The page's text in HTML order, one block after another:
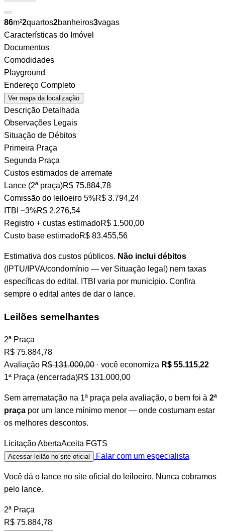
86m²2quartos2banheiros3vagas
Características do Imóvel
Documentos
Comodidades
Playground
Endereço Completo
Ver mapa da localização
Descrição Detalhada
Observações Legais
Situação de Débitos
Primeira Praça
Segunda Praça
Custos estimados de arremate
Lance (2ª praça)R$ 75.884,78
Comissão do leiloeiro 5%R$ 3.794,24
ITBI ~3%R$ 2.276,54
Registro + custas estimadoR$ 1.500,00
Custo base estimadoR$ 83.455,56
Estimativa dos custos públicos. Não inclui débitos
(IPTU/IPVA/condomínio — ver Situação legal) nem taxas
específicas do edital. ITBI varia por município. Confira
sempre o edital antes de dar o lance.
Leilões semelhantes
2ª Praça
R$ 75.884,78
Avaliação R$ 131.000,00 · você economiza R$ 55.115,22
1ª Praça (encerrada)R$ 131.000,00
Sem arrematação na 1ª praça pela avaliação, o bem foi à 2ª
praça por um lance mínimo menor — onde costumam estar
os melhores descontos.
Licitação AbertaAceita FGTS
Acessar leilão no site oficial Falar com um especialista
Você dá o lance no site oficial do leiloeiro. Nunca cobramos
pelo lance.
2ª Praça
R$ 75.884,78